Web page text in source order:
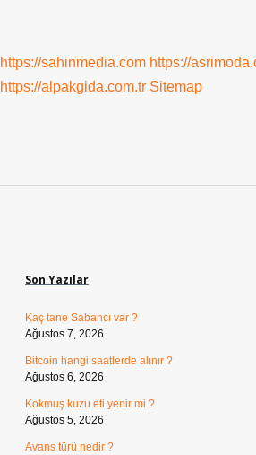
https://sahinmedia.com https://
https://alpakgida.com.tr Sitemap
Son Yazılar
Kaç tane Sabancı var ?
Ağustos 7, 2026
Bitcoin hangi saatlerde alınır ?
Ağustos 6, 2026
Kokmuş kuzu eti yenir mi ?
Ağustos 5, 2026
Avans türü nedir ?